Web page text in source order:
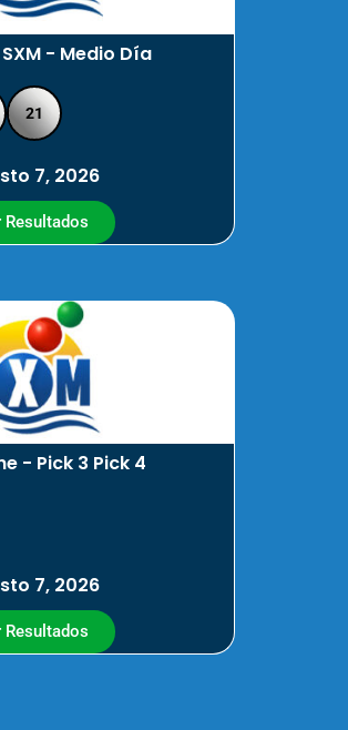
- Medio Día
21
7, 2026
Resultados
- Pick 3 Pick 4
7, 2026
Resultados